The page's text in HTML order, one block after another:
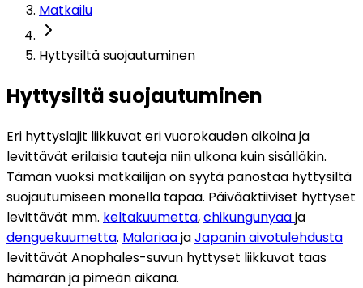
Matkailu
Hyttysiltä suojautuminen
Hyttysiltä suojautuminen
Eri hyttyslajit liikkuvat eri vuorokauden aikoina ja
levittävät erilaisia tauteja niin ulkona kuin sisälläkin.
Tämän vuoksi matkailijan on syytä panostaa hyttysiltä
suojautumiseen monella tapaa. Päiväaktiiviset hyttyset
levittävät mm. keltakuumetta, chikungunyaa
denguekuumetta. Malariaa ja Japanin aivotulehdusta
levittävät Anophales-suvun hyttyset liikkuvat taas
hämärän ja pimeän aikana.